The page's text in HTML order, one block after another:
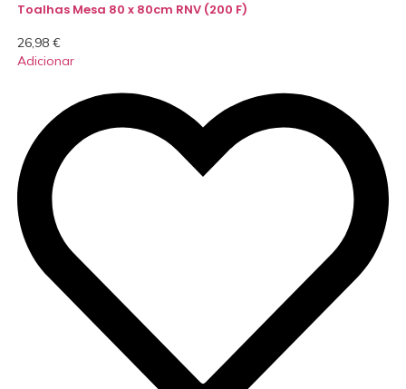
Toalhas Mesa 80 x 80cm RNV (200 F)
26,98 €
Adicionar